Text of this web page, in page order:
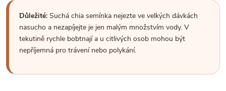
Důležité: Suchá chia semínka nejezte ve velkých dávkách
nasucho a nezapíjejte je jen malým množstvím vody. V
tekutině rychle bobtnají a u citlivých osob mohou být
nepříjemná pro trávení nebo polykání.